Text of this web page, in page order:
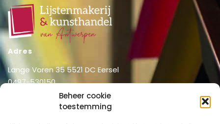
Beheer cookie
toestemming
Adres
Lange Voren 35 5521 DC Eersel
0497-530150
info@lijstenmakerij vanantwerpen.nl